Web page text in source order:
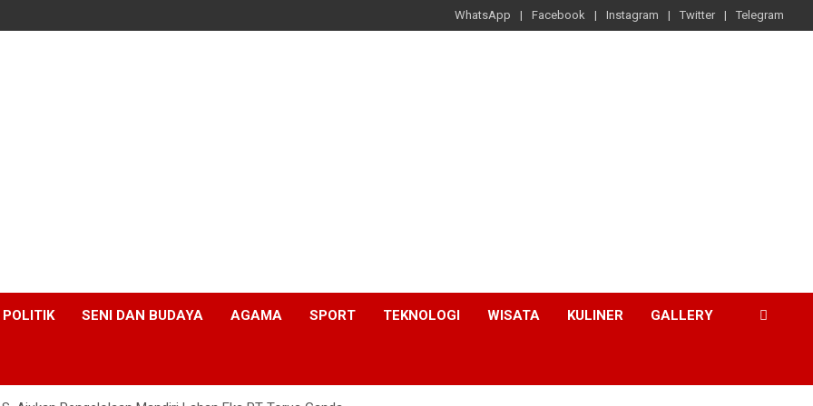
WhatsApp Facebook Instagram Twitter Telegram
POLITIK SENI DAN BUDAYA AGAMA SPORT TEKNOLOGI WISATA KULINER GALLERY